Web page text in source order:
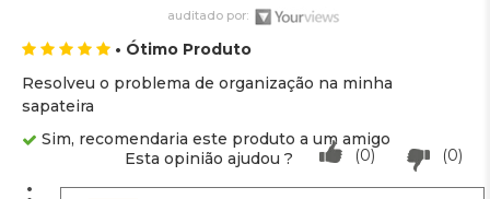
auditado por:
• Ótimo Produto
Resolveu o problema de organização na minha
sapateira
Sim, recomendaria este produto a um amigo
(0)
(0)
Esta opinião ajudou ?